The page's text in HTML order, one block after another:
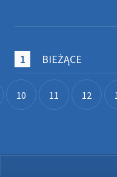
BIEŻĄCE
10 11 12